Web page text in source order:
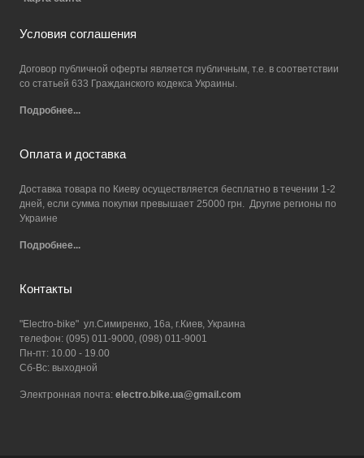
Условия соглашения
Договор публичной оферты является публичным, т.е. в соответствии
со статьей 633 Гражданского кодекса Украины.
Подробнее...
Оплата и доставка
Доставка товара по Киеву осуществляется бесплатно в течении 1-2
дней, если сумма покупки превышает 25000 грн. Другие регионы по
Украине
Подробнее...
Контакты
"Electro-bike" ул.Симиренко, 16а, г.Киев, Украина
телефон: (095) 011-9000, (098) 011-9001
Пн-пт: 10.00 - 19.00
Сб-Вс: выходной
Электронная почта: electro.bike.ua@gmail.com